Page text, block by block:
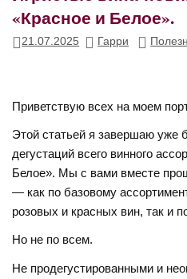
«Красное и Белое».
21.07.2025 Гарри
Приветствую всех на моем
Этой статьей я завершаю уже
дегустаций всего винного
Белое». Мы с вами вместе
— как по базовому
розовых и красных вин, так и
Но не по всем.
Не продегустированными и